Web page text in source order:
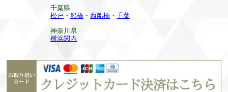
千葉県
松戸 ・ 船橋 ・ 西船橋 ・ 千葉
神奈川県
横浜関内